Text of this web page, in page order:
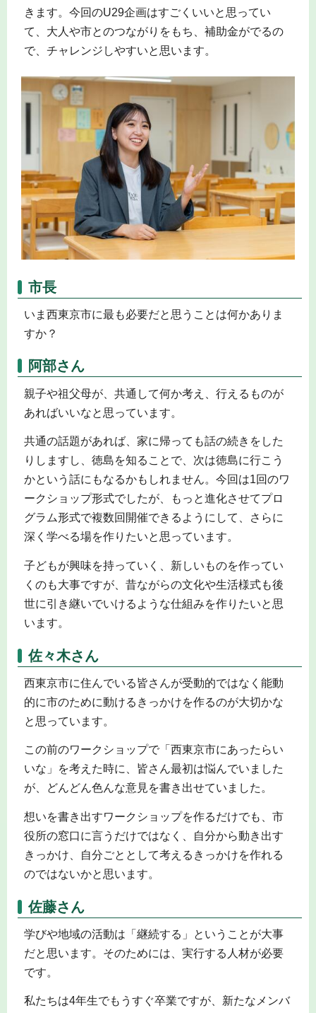
きます。今回のU29企画はすごくいいと思ってい
て、大人や市とのつながりをもち、補助金がでるの
で、チャレンジしやすいと思います。
市長
いま西東京市に最も必要だと思うことは何かありま
すか？
阿部さん
親子や祖父母が、共通して何か考え、行えるものが
あればいいなと思っています。
共通の話題があれば、家に帰っても話の続きをした
りしますし、徳島を知ることで、次は徳島に行こう
かという話にもなるかもしれません。今回は1回のワ
ークショップ形式でしたが、もっと進化させてプロ
グラム形式で複数回開催できるようにして、さらに
深く学べる場を作りたいと思っています。
子どもが興味を持っていく、新しいものを作ってい
くのも大事ですが、昔ながらの文化や生活様式も後
世に引き継いでいけるような仕組みを作りたいと思
います。
佐々木さん
西東京市に住んでいる皆さんが受動的ではなく能動
的に市のために動けるきっかけを作るのが大切かな
と思っています。
この前のワークショップで「西東京市にあったらい
いな」を考えた時に、皆さん最初は悩んでいました
が、どんどん色んな意見を書き出せていました。
想いを書き出すワークショップを作るだけでも、市
役所の窓口に言うだけではなく、自分から動き出す
きっかけ、自分ごととして考えるきっかけを作れる
のではないかと思います。
佐藤さん
学びや地域の活動は「継続する」ということが大事
だと思います。そのためには、実行する人材が必要
です。
私たちは4年生でもうすぐ卒業ですが、新たなメンバ